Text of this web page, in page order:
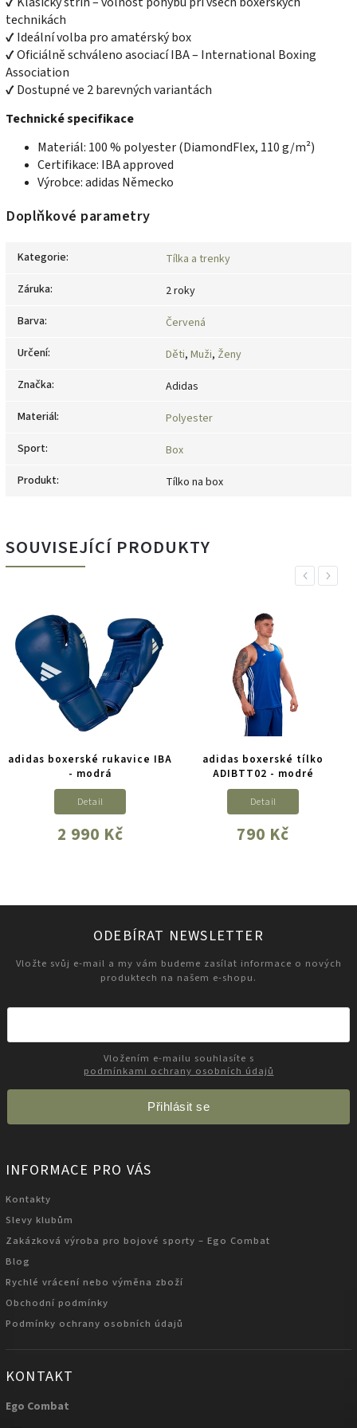
technikách
✔ Ideální volba pro amatérský box
✔ Oficiálně schváleno asociací IBA – International Boxing
Association
✔ Dostupné ve 2 barevných variantách
Technické specifikace
Materiál: 100 % polyester (DiamondFlex, 110 g/m²)
Certifikace: IBA approved
Výrobce: adidas Německo
Doplňkové parametry
Kategorie:
Tílka a trenky
Záruka:
2 roky
Barva:
Červená
Určení: Děti, Muži, Ženy
Značka:
Adidas
Materiál:
Polyester
Sport:
Box
Produkt: Tílko na box
SOUVISEJÍCÍ PRODUKTY
Previous
adidas boxerské rukavice IBA
- modrá
2 990 Kč
Detail
adidas boxerské tílko
ADIBTT02 - modré
790 Kč
Detail
Next
ODEBÍRAT NEWSLETTER
Vložte svůj e-mail a my vám budeme zasílat informace o nových
produktech na našem e-shopu.
podmínkami ochrany osobních údajů
Přihlásit se
INFORMACE PRO VÁS
Kontakty
Slevy klubům
Zakázková výroba pro bojové sporty – Ego Combat
Blog
Rychlé vrácení nebo výměna zboží
Obchodní podmínky
Podmínky ochrany osobních údajů
KONTAKT
Ego Combat